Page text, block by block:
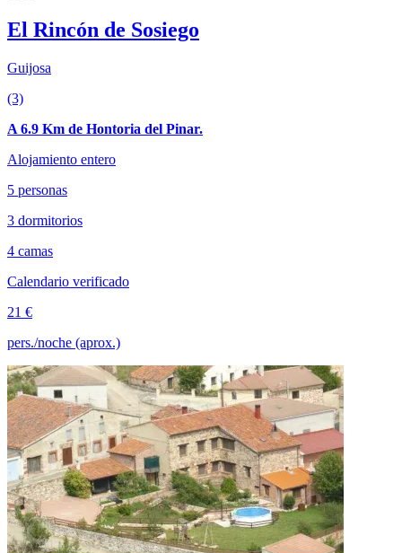
El Rincón de Sosiego
Guijosa
(3)
A 6.9 Km de Hontoria del Pinar.
Alojamiento entero
5 personas
3 dormitorios
4 camas
Calendario verificado
21 €
pers./noche (aprox.)